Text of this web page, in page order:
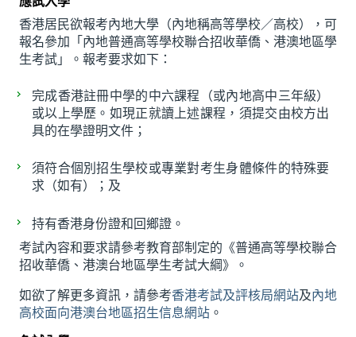
香港居民欲報考內地大學（內地稱高等學校／高校），可
報名參加「內地普通高等學校聯合招收華僑、港澳地區學
生考試」。報考要求如下：
完成香港註冊中學的中六課程（或內地高中三年級）
或以上學歷。如現正就讀上述課程，須提交由校方出
具的在學證明文件；
須符合個別招生學校或專業對考生身體條件的特殊要
求（如有）；及
持有香港身份證和回鄉證。
考試內容和要求請參考教育部制定的《普通高等學校聯合
招收華僑、港澳台地區學生考試大綱》。
如欲了解更多資訊，請參考香港考試及評核局網站及內地
高校面向港澳台地區招生信息網站。